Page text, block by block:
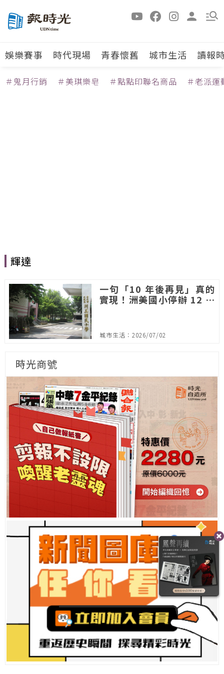
娛樂賽事 時代現場 青春懷舊 城市生活 讀報
＃鬼月行銷 ＃美琪樂皂 ＃點點印聯名商品 ＃老派運
輝達
一句「10 年後再見」真的
實現！洲美國小停辦 12 年
城市生活：2026/07/02
時光商號